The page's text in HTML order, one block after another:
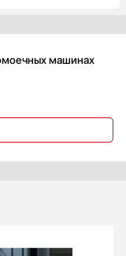
машинах